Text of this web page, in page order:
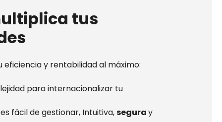
tus
eficiencia y rentabilidad al máximo:
para internacionalizar tu
fácil de gestionar, Intuitiva,seguray